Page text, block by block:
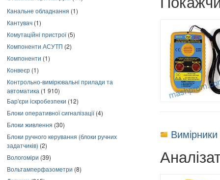
Канальне обладнання (1)
Кантувач (1)
Комутаційні пристрої(5)
Компоненти АСУТП (2)
Компоненти (1)
Конвеєр (1)
Контрольно-вимірювальні прилади та
автоматика (1 910)
Бар'єри іскробезпеки (12)
Блоки оперативної сигналізації(4)
Блоки живлення (30)
Блоки ручного керування (блоки ручних
задатчиків) (2)
Вологоміри (39)
Вольтамперфазометри (8)